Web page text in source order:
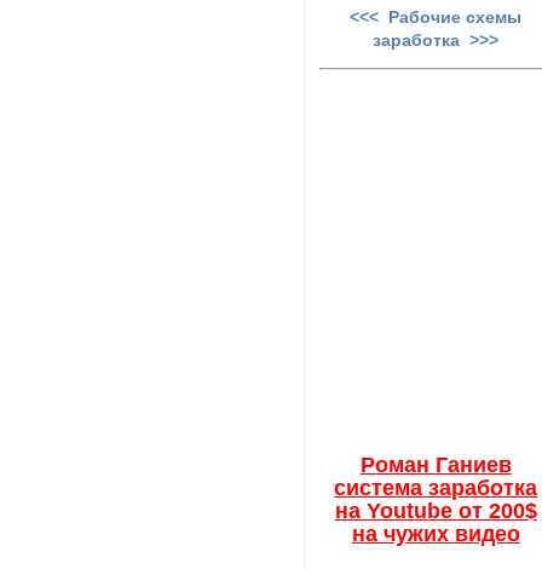
<<< Рабочие схемы
заработка >>>
Роман Ганиев
система заработка
на Youtube от 200$
на чужих видео